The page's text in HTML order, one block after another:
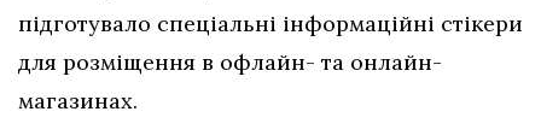
підготувало спеціальні інформаційні стікери
для розміщення в офлайн- та онлайн-
магазинах.